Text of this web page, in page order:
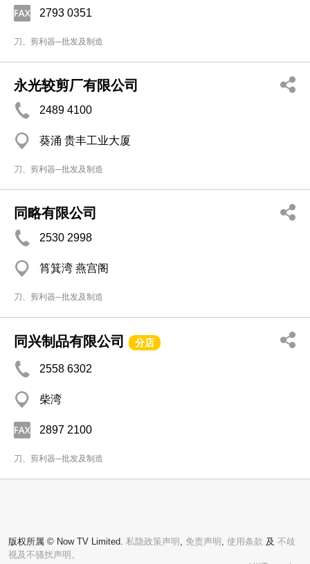
2793 0351
刀、剪利器─批发及制造
永光较剪厂有限公司
2489 4100
葵涌 贵丰工业大厦
刀、剪利器─批发及制造
同略有限公司
2530 2998
筲箕湾 燕宫阁
刀、剪利器─批发及制造
同兴制品有限公司 分店
2558 6302
柴湾
2897 2100
刀、剪利器─批发及制造
版权所属 © Now TV Limited. 私隐政策声明 , 免责声明 , 使用条款 及 不歧
视及不骚扰声明。